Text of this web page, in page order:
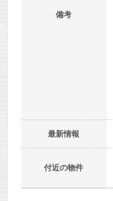
備考
最新情報
付近の物件